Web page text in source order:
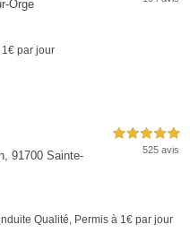
Orge
1€ par jour
91700 Sainte-
5,0 étoiles sur 5
525 avis
Qualité Permis à 1€ par jour